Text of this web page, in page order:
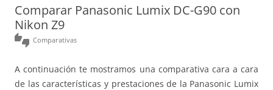
Comparar Panasonic Lumix DC-G90 con
Nikon Z9
thumbs_up_down Comparativas
A continuación te mostramos una comparativa cara a cara
de las características y prestaciones de la Panasonic Lumix